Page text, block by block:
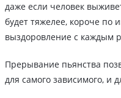
даже если человек
будет тяжелее, короче по
выздоровление с каждым
Прерывание пьянства
для самого зависимого, и